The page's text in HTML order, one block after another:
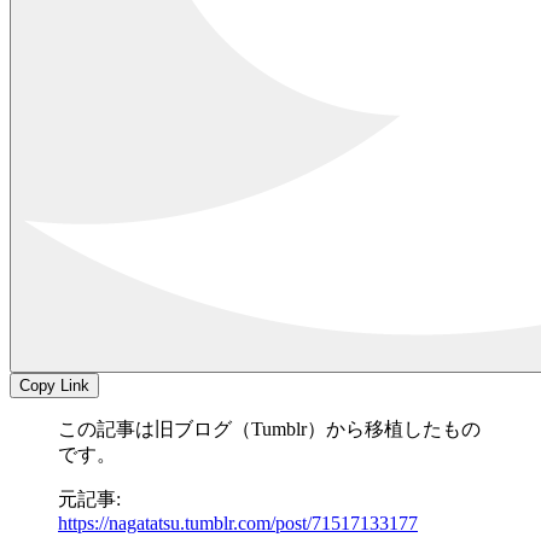
Copy Link
この記事は旧ブログ（Tumblr）から移植したもの
です。
元記事:
https://nagatatsu.tumblr.com/post/71517133177